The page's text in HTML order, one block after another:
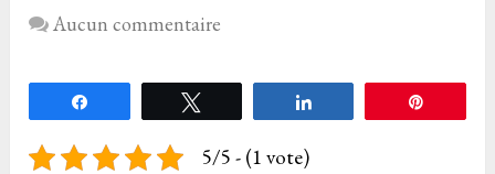
Aucun commentaire
5/5 - (1 vote)